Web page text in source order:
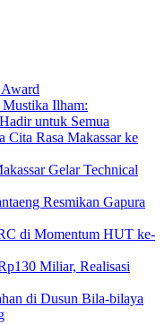
Ilham:
untuk Semua
Cita Rasa Makassar ke
Gelar Technical
Resmikan Gapura
di Momentum HUT ke-
Miliar, Realisasi
di Dusun Bila-bilaya